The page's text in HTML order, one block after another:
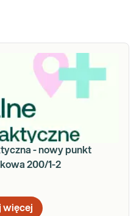
- nowy punkt
200/1-2
więcej